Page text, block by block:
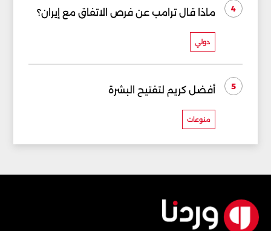
4 ماذا قال ترامب عن فرص الاتفاق مع إيران؟
دولي
5 أفضل كريم لتفتيح البشرة
منوعات